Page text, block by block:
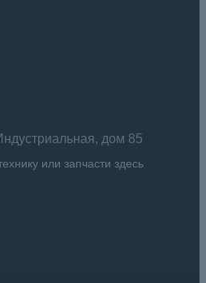
дом 85
или запчасти здесь